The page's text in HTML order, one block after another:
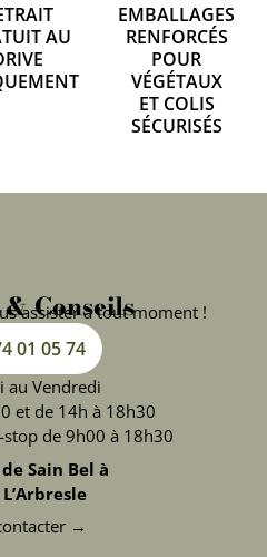
AU
EMBALLAGES
RENFORCÉS
POUR
VÉGÉTAUX
ET COLIS
SÉCURISÉS
Conseils
assister à tout moment !
01 05 74
au Vendredi
et de 14h à 18h30
stop de 9h00 à 18h30
Sain Bel à
→